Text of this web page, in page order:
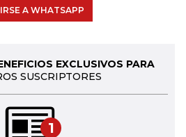
A WHATSAPP
EXCLUSIVOS PARA
SUSCRIPTORES
1